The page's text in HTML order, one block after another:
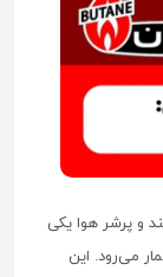
و پرشر هوا یکی
می‌رود. این